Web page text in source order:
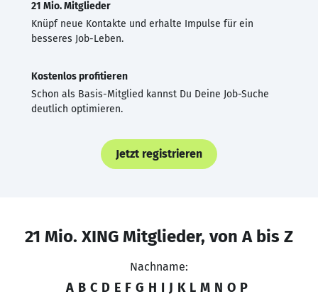
21 Mio. Mitglieder
Knüpf neue Kontakte und erhalte Impulse für ein
besseres Job-Leben.
Kostenlos profitieren
Schon als Basis-Mitglied kannst Du Deine Job-Suche
deutlich optimieren.
Jetzt registrieren
21 Mio. XING Mitglieder, von A bis Z
Nachname:
A B C D E F G H I J K L M N O P